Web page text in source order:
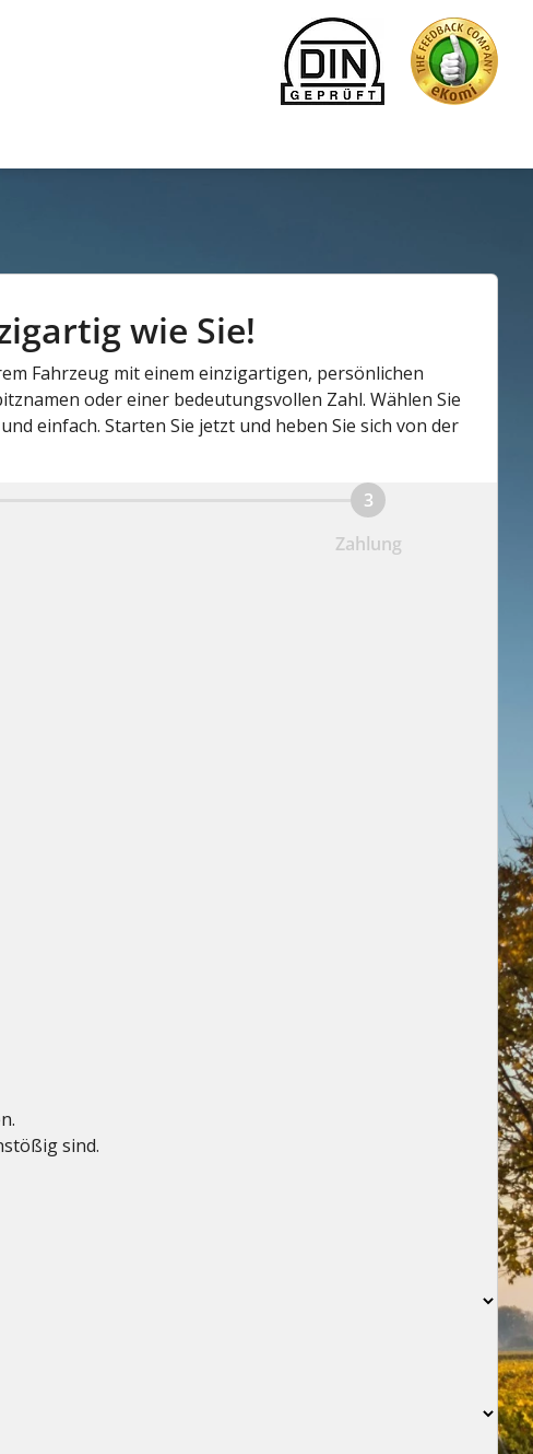
wie Sie!
Fahrzeug mit einem einzigartigen, persönlichen
oder einer bedeutungsvollen Zahl. Wählen Sie
einfach. Starten Sie jetzt und heben Sie sich von der